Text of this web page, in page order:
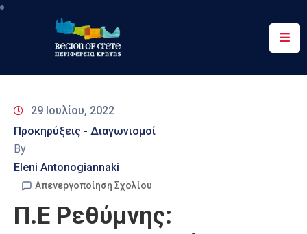
Περιφέρεια
&
Δράσεις
Ψηφιακές
29 Ιουλίου, 2022
Προκηρύξεις - Διαγωνισμοί
By
Eleni Antonogiannaki
Απενεργοποίηση Σχολίου
Π.Ε Ρεθύμνης: